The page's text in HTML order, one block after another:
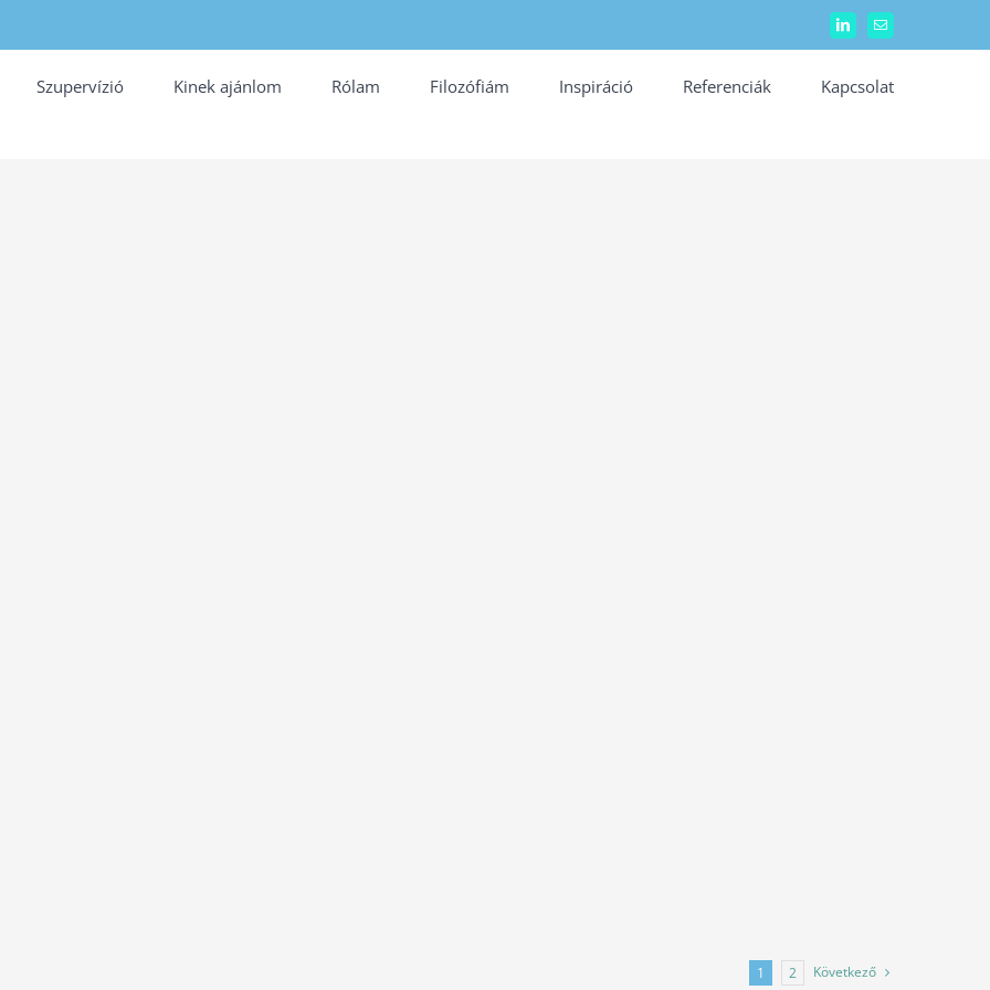
LinkedInEmail:
Szupervízió Kinek ajánlom Rólam Filozófiám Inspiráció Referenciák Kapcsolat
1 2 Következő